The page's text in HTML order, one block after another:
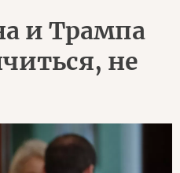
и Трампа
не